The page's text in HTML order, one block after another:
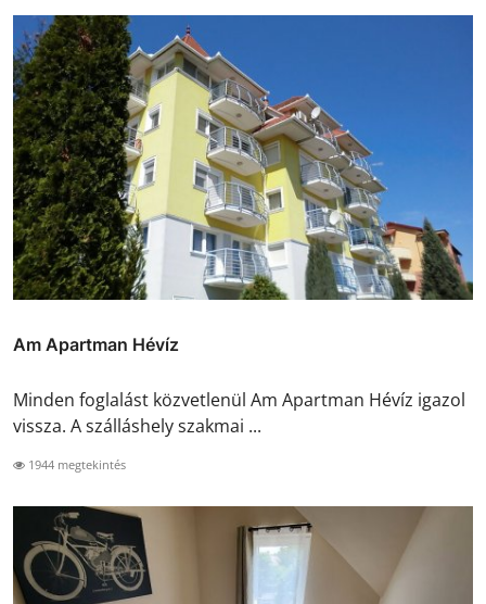
Am Apartman Hévíz
Minden foglalást közvetlenül Am Apartman Hévíz igazol
vissza. A szálláshely szakmai ...
1944 megtekintés